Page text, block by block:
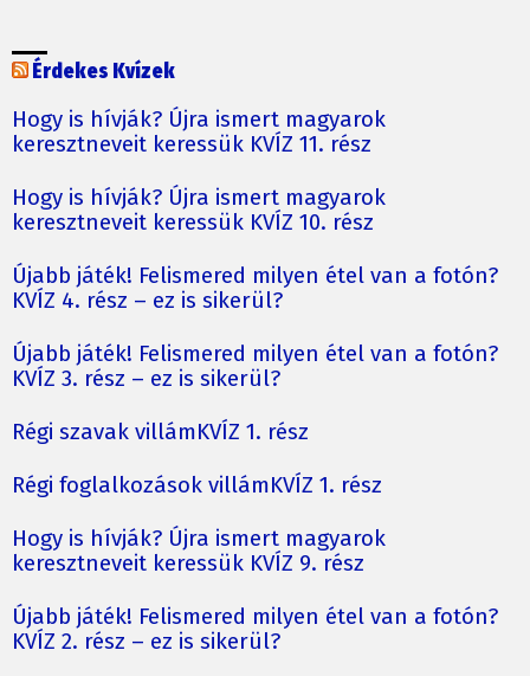
Érdekes Kvízek
Hogy is hívják? Újra ismert magyarok
keresztneveit keressük KVÍZ 11. rész
Hogy is hívják? Újra ismert magyarok
keresztneveit keressük KVÍZ 10. rész
Újabb játék! Felismered milyen étel van a fotón?
KVÍZ 4. rész – ez is sikerül?
Újabb játék! Felismered milyen étel van a fotón?
KVÍZ 3. rész – ez is sikerül?
Régi szavak villámKVÍZ 1. rész
Régi foglalkozások villámKVÍZ 1. rész
Hogy is hívják? Újra ismert magyarok
keresztneveit keressük KVÍZ 9. rész
Újabb játék! Felismered milyen étel van a fotón?
KVÍZ 2. rész – ez is sikerül?